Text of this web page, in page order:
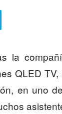
la
QLED
en uno